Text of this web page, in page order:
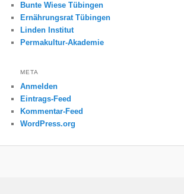
Bunte Wiese Tübingen
Ernährungsrat Tübingen
Linden Institut
Permakultur-Akademie
META
Anmelden
Eintrags-Feed
Kommentar-Feed
WordPress.org